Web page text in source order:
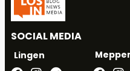
SOCIAL MEDIA
Lingen